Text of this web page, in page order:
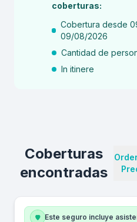
coberturas:
Cobertura desde
09/08/2026
Cantidad de
In itinere
Coberturas
encontradas
Este seguro incluye